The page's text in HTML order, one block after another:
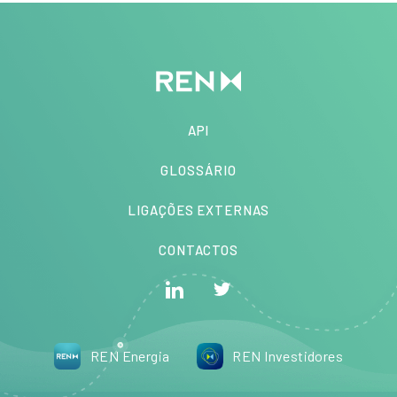
API
GLOSSÁRIO
LIGAÇÕES EXTERNAS
CONTACTOS
REN Energia REN Investidores